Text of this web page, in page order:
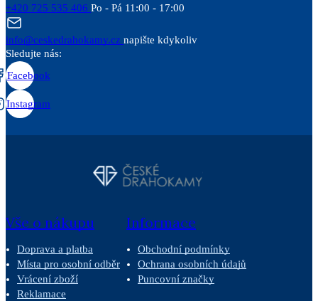
+420 725 535 406 Po - Pá 11:00 - 17:00
info@ceskedrahokamy.cz napište kdykoliv
Sledujte nás:
Facebook
Instagram
Vše o nákupu
Doprava a platba
Místa pro osobní odběr
Vrácení zboží
Reklamace
Informace
Obchodní podmínky
Ochrana osobních údajů
Puncovní značky